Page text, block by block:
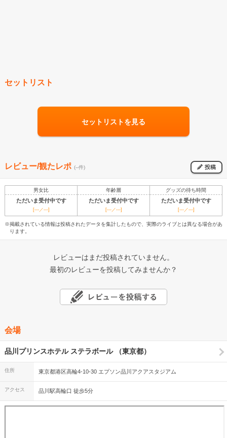
セットリスト
セットリストを見る
レビュー/観たレポ (--件) 投稿
男女比 年齢層 グッズの待ち時間
ただいま受付中です ただいま受付中です ただいま受付中です
[---／---] [---／---] [---／---]
※掲載されている情報は投稿されたデータを集計したもので、実際のライブとは異なる場合があ
ります。
レビューはまだ投稿されていません。
最初のレビューを投稿してみませんか？
会場
品川プリンスホテル ステラボール （東京都）
住所 東京都港区高輪4-10-30 エプソン品川アクアスタジアム
アクセス 品川駅高輪口 徒歩5分